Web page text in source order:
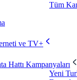
Tüm
ve TV+
Hattı Kampanyaları
Yeni